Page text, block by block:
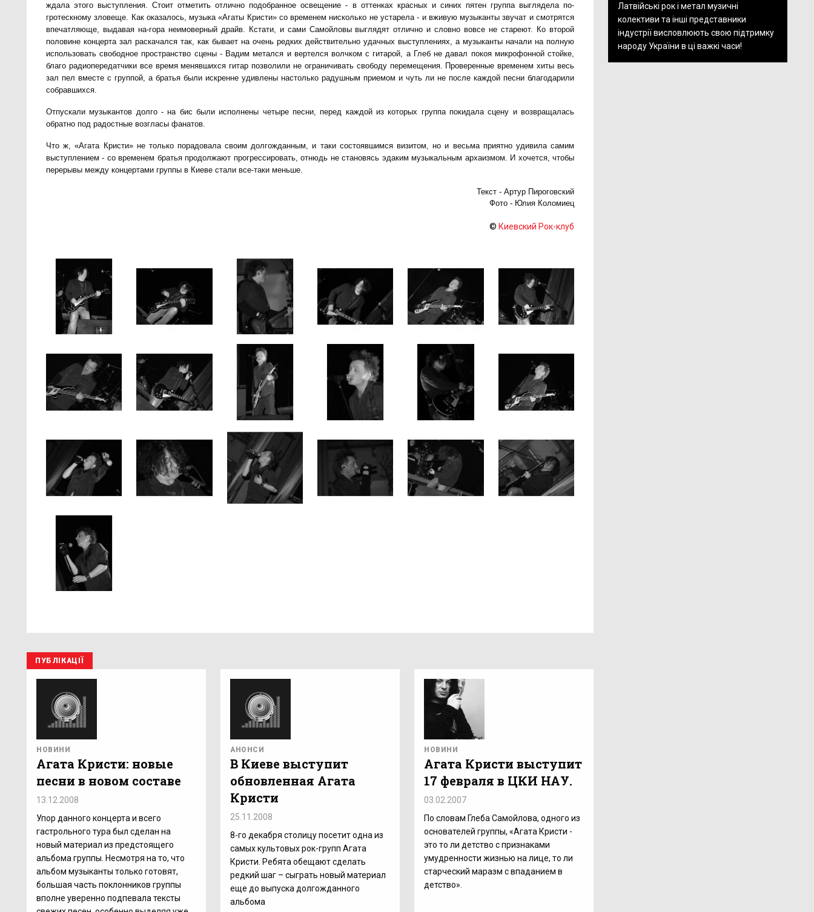
ждала этого выступления. Стоит отметить отлично подобранное освещение - в оттенках красных и синих пятен группа выглядела по-
гротескному зловеще. Как оказалось, музыка «Агаты Кристи» со временем нисколько не устарела - и вживую музыканты звучат и смотрятся
впечатляюще, выдавая на-гора неимоверный драйв. Кстати, и сами Самойловы выглядят отлично и словно вовсе не стареют. Ко второй
половине концерта зал раскачался так, как бывает на очень редких действительно удачных выступлениях, а музыканты начали на полную
использовать свободное пространство сцены - Вадим метался и вертелся волчком с гитарой, а Глеб не давал покоя микрофонной стойке,
благо радиопередатчики все время менявшихся гитар позволили не ограничивать свободу перемещения. Проверенные временем хиты весь
зал пел вместе с группой, а братья были искренне удивлены настолько радушным приемом и чуть ли не после каждой песни благодарили
собравшихся.
Отпускали музыкантов долго - на бис были исполнены четыре песни, перед каждой из которых группа покидала сцену и возвращалась
обратно под радостные возгласы фанатов.
Что ж, «Агата Кристи» не только порадовала своим долгожданным, и таки состоявшимся визитом, но и весьма приятно удивила самим
выступлением - со временем братья продолжают прогрессировать, отнюдь не становясь эдаким музыкальным архаизмом. И хочется, чтобы
перерывы между концертами группы в Киеве стали все-таки меньше.
Текст - Артур Пироговский
Фото - Юлия Коломиец
© Киевский Рок-клуб
ПУБЛІКАЦІЇ
НОВИНИ
Агата Кристи: новые
песни в новом составе
13.12.2008
Упор данного концерта и всего
гастрольного тура был сделан на
новый материал из предстоящего
альбома группы. Несмотря на то, что
альбом музыканты только готовят,
большая часть поклонников группы
вполне уверенно подпевала тексты
АНОНСИ
В Киеве выступит
обновленная Агата
Кристи
25.11.2008
8-го декабря столицу посетит одна из
самых культовых рок-групп Агата
Кристи. Ребята обещают сделать
редкий шаг – сыграть новый материал
еще до выпуска долгожданного
альбома
НОВИНИ
Агата Кристи выступит
17 февраля в ЦКИ НАУ.
03.02.2007
По словам Глеба Самойлова, одного из
основателей группы, «Агата Кристи -
это то ли детство с признаками
умудренности жизнью на лице, то ли
старческий маразм с впаданием в
детство».
Латвійські рок і метал музичні
колективи та інші представники
індустрії висловлюють свою підтримку
народу України в ці важкі часи!